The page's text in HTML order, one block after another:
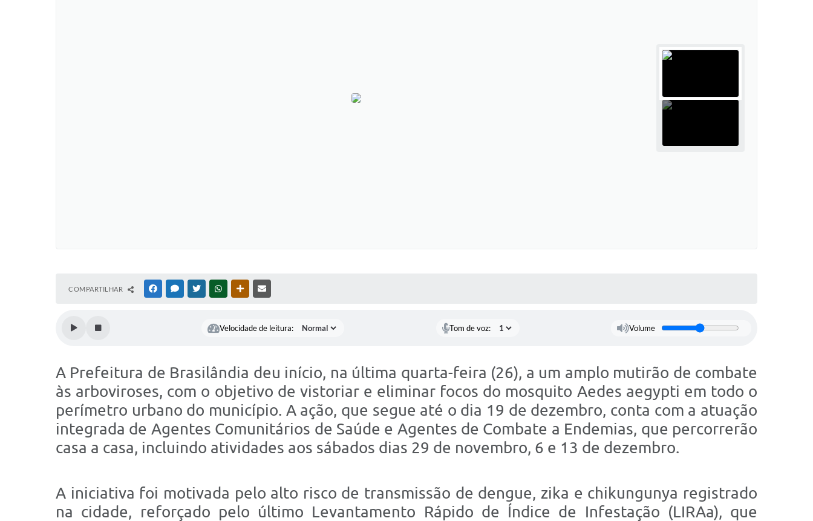
COMPARTILHAR FACEBOOKMESSENGER
TWITTERWHATSAPPOUTRAS MÍDIAS
Velocidade de leitura: Tom de voz: Volume
A Prefeitura de Brasilândia deu início, na última quarta-feira (26), a um amplo mutirão de combate
às arboviroses, com o objetivo de vistoriar e eliminar focos do mosquito Aedes aegypti em todo o
perímetro urbano do município. A ação, que segue até o dia 19 de dezembro, conta com a atuação
integrada de Agentes Comunitários de Saúde e Agentes de Combate a Endemias, que percorrerão
casa a casa, incluindo atividades aos sábados dias 29 de novembro, 6 e 13 de dezembro.
A iniciativa foi motivada pelo alto risco de transmissão de dengue, zika e chikungunya registrado
na cidade, reforçado pelo último Levantamento Rápido de Índice de Infestação (LIRAa), que